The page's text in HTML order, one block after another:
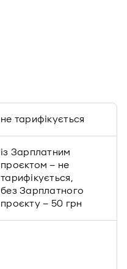
не тарифікується
із Зарплатним
проєктом – не
тарифікується,
без Зарплатного
проєкту – 50 грн